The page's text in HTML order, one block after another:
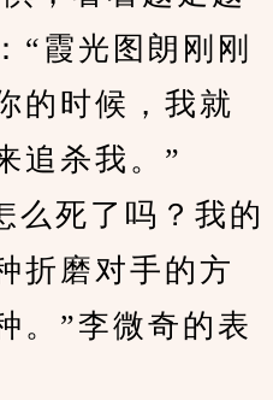
“霞光图朗刚刚
的时候，我就
追杀我。”
折磨对手的方
。”李微奇的表